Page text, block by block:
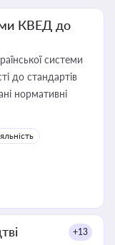
КВЕД до
системи
до стандартів
нормативні
+13